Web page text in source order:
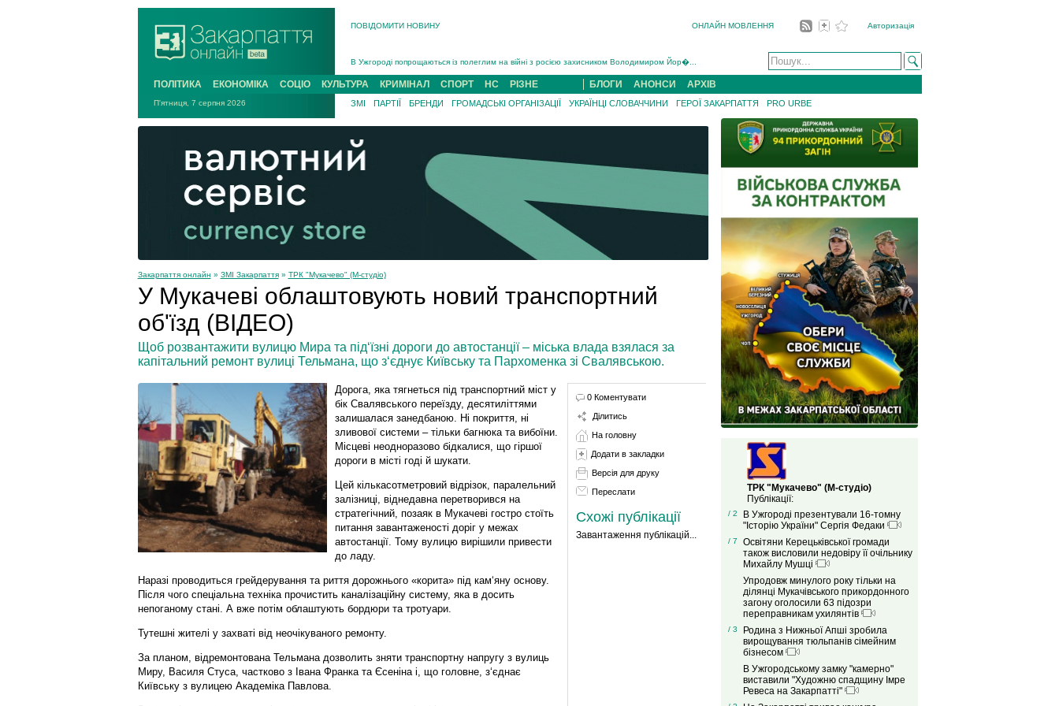
ПОВІДОМИТИ НОВИНУ ОНЛАЙН МОВЛЕННЯ Авторизація
В Ужгороді попрощаються із полеглим на війні з росією захисником Володимиром Йор�...
В Ужгороді 5 серпня попрощаються із захисником Богданом Югасом, який два роки �...
Підтвердили загибель захисника із Нанкова на Хустщині Юліана Гербея (ФОТО)[/gree...
На війні з рф поліг військовий з Виноградова Ігнат Роздяловський (ФОТО)...
На Хустщині внаслідок ДТП за участі трьох авто постраждали 13 людей (ФОТО)...
Інструктора районного ТЦК на Закарпатті судитимуть за обвинувачен...
ПОЛІТИКА ЕКОНОМІКА СОЦІО КУЛЬТУРА КРИМІНАЛ СПОРТ НС РІЗНЕ БЛОГИ АНОНСИ АРХІВ
П'ятниця, 7 серпня 2026 ЗМІ ПАРТІЇ БРЕНДИ ГРОМАДСЬКІ ОРГАНІЗАЦІЇ УКРАЇНЦІ СЛОВАЧЧИНИ ГЕРОЇ ЗАКАРПАТТЯ PRO URBE
Закарпаття онлайн » ЗМІ Закарпаття» ТРК "Мукачево" (М-студіо)
У Мукачеві облаштовують новий транспортний
об'їзд (ВІДЕО)
Щоб розвантажити вулицю Мира та під‘їзні дороги до автостанції – міська влада взялася за
капітальний ремонт вулиці Тельмана, що з‘єднує Київську та Пархоменка зі Свалявською.
Дорога, яка тягнеться під транспортний міст у
бік Свалявського переїзду, десятиліттями
залишалася занедбаною. Ні покриття, ні
зливової системи – тільки багнюка та вибоїни.
Місцеві неодноразово бідкалися, що гіршої
дороги в місті годі й шукати.
Цей кількасотметровий відрізок, паралельний
залізниці, віднедавна перетворився на
стратегічний, позаяк в Мукачеві гостро стоїть
питання завантаженості доріг у межах
автостанції. Тому вулицю вирішили привести
до ладу.
Наразі проводиться грейдерування та риття дорожнього «корита» під кам‘яну основу.
Після чого спеціальна техніка прочистить каналізаційну систему, яка в досить
непоганому стані. А вже потім облаштують бордюри та тротуари.
Тутешні жителі у захваті від неочікуваного ремонту.
За планом, відремонтована Тельмана дозволить зняти транспортну напругу з вулиць
Миру, Василя Стуса, частково з Івана Франка та Єсеніна і, що головне, з‘єднає
Київську з вулицею Академіка Павлова.
0 Коментувати
Ділитись
На головну
Додати в закладки
Версія для друку
Переслати
Схожі публікації
Завантаження публікацій...
ТРК "Мукачево" (М-студіо)
Публікації:
/ 2
В Ужгороді презентували 16-томну
"Історію України" Сергія Федаки
/ 7
Освітяни Керецьківської громади
також висловили недовіру її очільнику
Михайлу Мушці
Упродовж минулого року тільки на
ділянці Мукачівського прикордонного
загону оголосили 63 підозри
переправникам ухилянтів
/ 3
Родина з Нижньої Апші зробила
вирощування тюльпанів сімейним
бізнесом
В Ужгородському замку "камерно"
виставили "Художню спадщину Імре
Ревеса на Закарпатті"